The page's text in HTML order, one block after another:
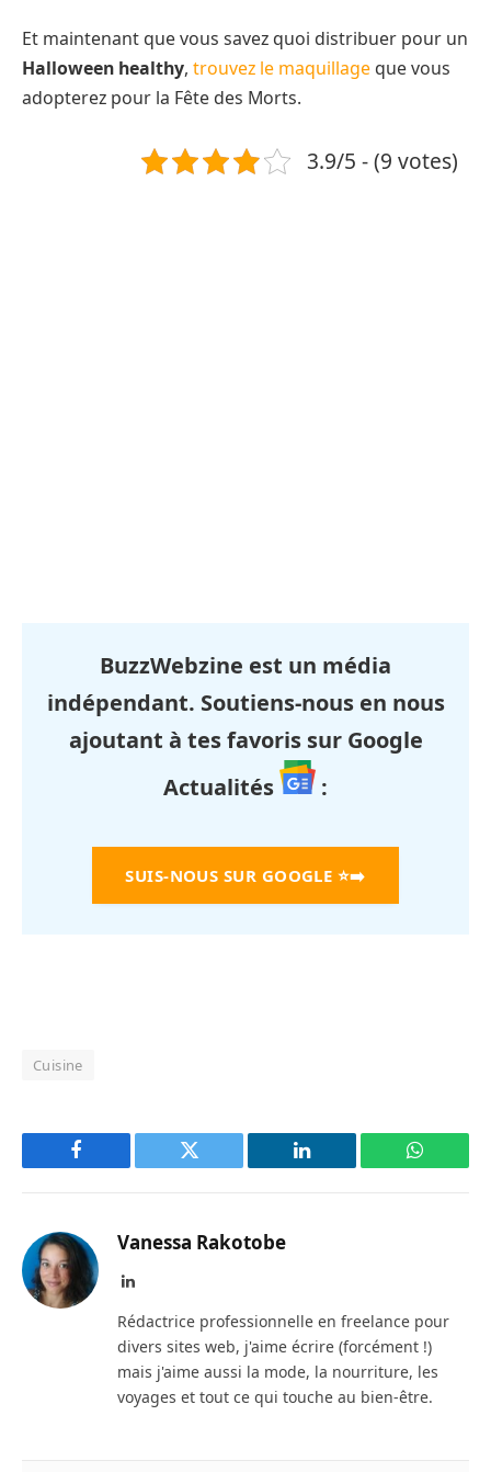
Et maintenant que vous savez quoi distribuer pour un
Halloween healthy, trouvez le maquillage que vous
adopterez pour la Fête des Morts.
3.9/5 - (9 votes)
BuzzWebzine est un média
indépendant. Soutiens-nous en nous
ajoutant à tes favoris sur Google
Actualités
:
SUIS-NOUS SUR GOOGLE ⭐➡️
Cuisine
Facebook Twitter LinkedIn
Vanessa Rakotobe
LinkedIn
Rédactrice professionnelle en freelance pour
divers sites web, j'aime écrire (forcément !)
mais j'aime aussi la mode, la nourriture, les
voyages et tout ce qui touche au bien-être.